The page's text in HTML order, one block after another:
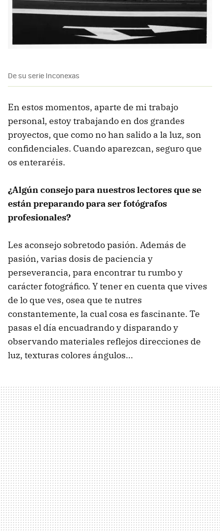
De su serie Inconexas
En estos momentos, aparte de mi trabajo
personal, estoy trabajando en dos grandes
proyectos, que como no han salido a la luz, son
confidenciales. Cuando aparezcan, seguro que
os enteraréis.
¿Algún consejo para nuestros lectores que se
están preparando para ser fotógrafos
profesionales?
Les aconsejo sobretodo pasión. Además de
pasión, varias dosis de paciencia y
perseverancia, para encontrar tu rumbo y
carácter fotográfico. Y tener en cuenta que vives
de lo que ves, osea que te nutres
constantemente, la cual cosa es fascinante. Te
pasas el día encuadrando y disparando y
observando materiales reflejos direcciones de
luz, texturas colores ángulos...